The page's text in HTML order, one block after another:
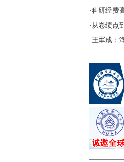
·科研经费
· 从卷绩点
· 王军成：